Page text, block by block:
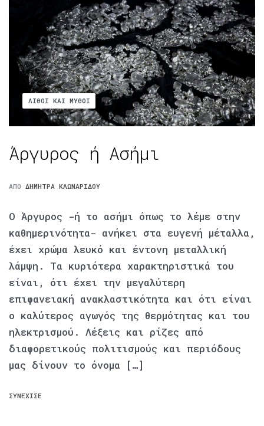
ΛΊΘΟΙ ΚΑΙ ΜΎΘΟΙ
Άργυρος ή Aσήμι
ΑΠΌ ΔΉΜΗΤΡΑ ΚΛΩΝΑΡΊΔΟΥ
Ο Άργυρος -ή το ασήμι όπως το λέμε στην
καθημερινότητα- ανήκει στα ευγενή μέταλλα,
έχει χρώμα λευκό και έντονη μεταλλική
λάμψη. Τα κυριότερα χαρακτηριστικά του
είναι, ότι έχει την μεγαλύτερη
επιφανειακή ανακλαστικότητα και ότι είναι
ο καλύτερος αγωγός της θερμότητας και του
ηλεκτρισμού. Λέξεις και ρίζες από
διαφορετικούς πολιτισμούς και περιόδους
μας δίνουν το όνομα […]
ΣΥΝΈΧΙΣΕ